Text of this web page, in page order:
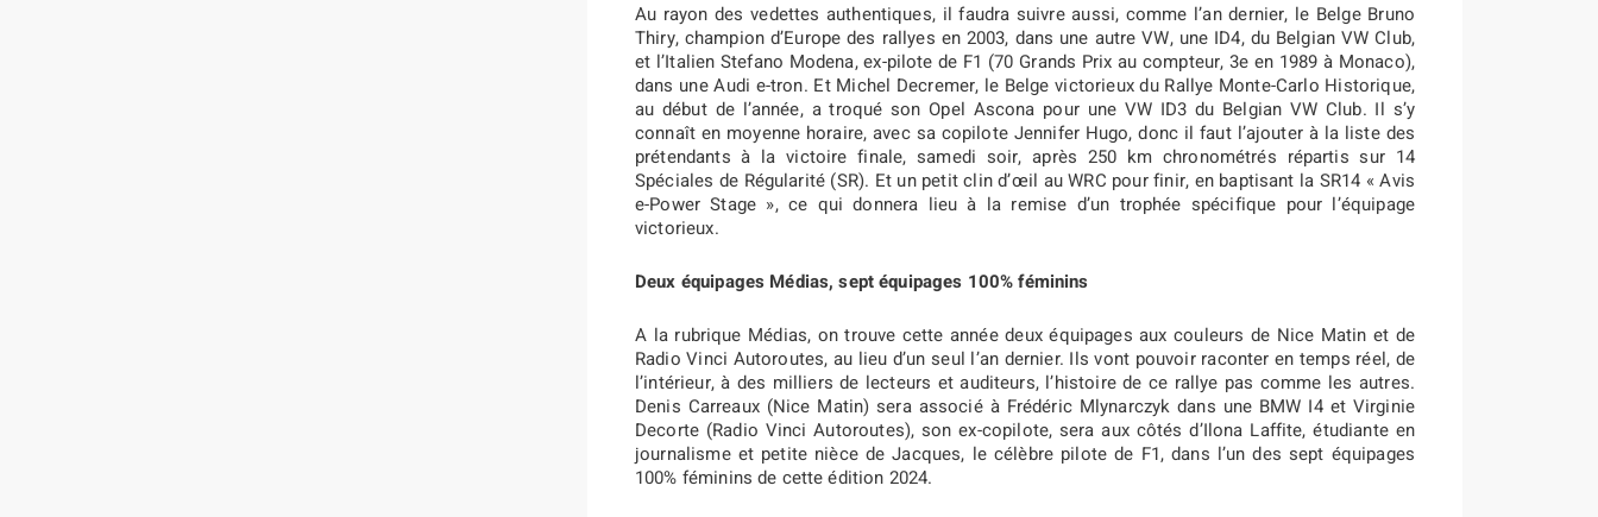
Au rayon des vedettes authentiques, il faudra suivre aussi, comme l’an dernier, le Belge Bruno
Thiry, champion d’Europe des rallyes en 2003, dans une autre VW, une ID4, du Belgian VW Club,
et l’Italien Stefano Modena, ex-pilote de F1 (70 Grands Prix au compteur, 3e en 1989 à Monaco),
dans une Audi e-tron. Et Michel Decremer, le Belge victorieux du Rallye Monte-Carlo Historique,
au début de l’année, a troqué son Opel Ascona pour une VW ID3 du Belgian VW Club. Il s’y
connaît en moyenne horaire, avec sa copilote Jennifer Hugo, donc il faut l’ajouter à la liste des
prétendants à la victoire finale, samedi soir, après 250 km chronométrés répartis sur 14
Spéciales de Régularité (SR). Et un petit clin d’œil au WRC pour finir, en baptisant la SR14 « Avis
e-Power Stage », ce qui donnera lieu à la remise d’un trophée spécifique pour l’équipage
victorieux.
Deux équipages Médias, sept équipages 100% féminins
A la rubrique Médias, on trouve cette année deux équipages aux couleurs de Nice Matin et de
Radio Vinci Autoroutes, au lieu d’un seul l’an dernier. Ils vont pouvoir raconter en temps réel, de
l’intérieur, à des milliers de lecteurs et auditeurs, l’histoire de ce rallye pas comme les autres.
Denis Carreaux (Nice Matin) sera associé à Frédéric Mlynarczyk dans une BMW I4 et Virginie
Decorte (Radio Vinci Autoroutes), son ex-copilote, sera aux côtés d’Ilona Laffite, étudiante en
journalisme et petite nièce de Jacques, le célèbre pilote de F1, dans l’un des sept équipages
100% féminins de cette édition 2024.